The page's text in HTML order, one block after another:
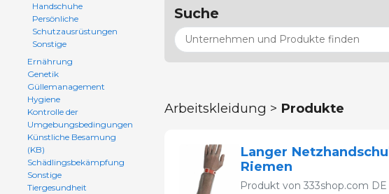
Handschuhe
Persönliche
Schutzausrüstungen
Sonstige
Ernährung
Genetik
Güllemanagement
Hygiene
Kontrolle der
Umgebungsbedingungen
Künstliche Besamung
(KB)
Schädlingsbekämpfung
Sonstige
Tiergesundheit
Suche
Arbeitskleidung > Produkte
Langer
Riemen
Produkt von 333shop.com DE